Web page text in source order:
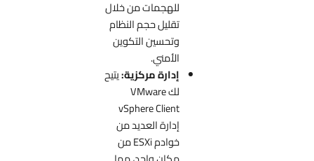
للهجمات من خلال
تقليل حجم النظام
وتحسين التكوين
الأمني.
إدارة مركزية:يتيح
لك VMware
vSphere Client
إدارة العديد من
خوادم ESXi من